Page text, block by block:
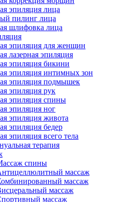
эпиляция лица
пилинг лица
шлифовка лица
эпиляция для женщин
лазерная эпиляция
эпиляция бикини
эпиляция интимных зон
эпиляция подмышек
эпиляция рук
эпиляция спины
эпиляция ног
эпиляция живота
эпиляция бедер
эпиляция всего тела
терапия
спины
массаж
массаж
массаж
массаж